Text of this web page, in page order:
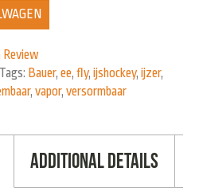
Review
Tags: Bauer, ee, fly, ijshockey, ijzer,
, vapor, versormbaar
Additional Details